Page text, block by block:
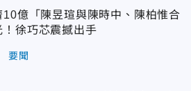
10億「陳昱瑄與陳時中、陳柏惟合
！徐巧芯震撼出手
要聞